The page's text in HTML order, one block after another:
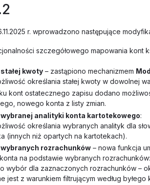
r. wprowadzono następujące
szczegółowego mapowania kont
kwoty – zastąpiono mechanizmem
określania stałej kwoty w dowolnej
kont ostatecznego zapisu dodano
nowego konta z listy zmian.
analityki konta kartotekowego:
określania wybranych analityk dla
(innych niż opartych na kartotekach).
rozrachunków – nowa funkcja
na podstawie wybranych rozrachunków:
wybór dla zaznaczonych rozrachunków –
jest z warunkiem filtrującym według byłego